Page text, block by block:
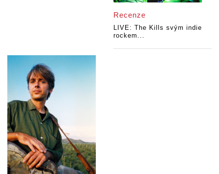
Recenze
LIVE: The Kills svým indie
rockem...